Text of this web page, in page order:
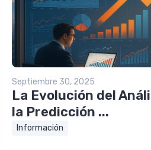
Septiembre 30, 2025
La Evolución del
la Predicción ...
Información